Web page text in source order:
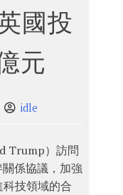
國投
元
idle
Trump）訪問
係協議，加強
技領域的合